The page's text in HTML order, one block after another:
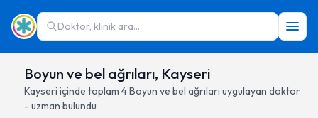
Doktor, klinik ara...
Boyun ve bel ağrıları, Kayseri
Kayseri içinde toplam 4Boyun ve bel ağrıları uygulayan doktor
- uzman bulundu